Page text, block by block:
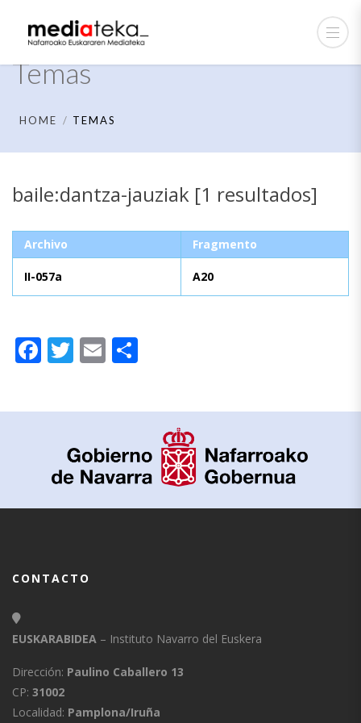
Temas
HOME TEMAS
baile:dantza-jauziak [1 resultados]
Archivo Fragmento
II-057a A20
Facebook
Twitter
Email
CONTACTO
EUSKARABIDEA – Instituto Navarro del Euskera
Dirección: Paulino Caballero 13
CP: 31002
Localidad: Pamplona/Iruña